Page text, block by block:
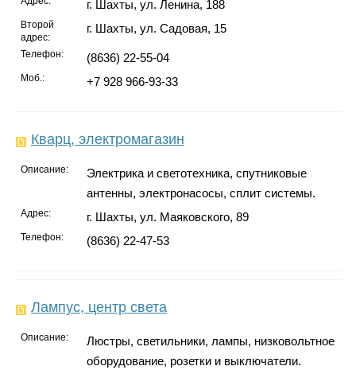
г. Шахты, ул. Ленина, 188
Второй
адрес:
г. Шахты, ул. Садовая, 15
Телефон: (8636) 22-55-04
Моб.: +7 928 966-93-33
Кварц, электромагазин
Описание:
Электрика и светотехника, спутниковые
антенны, электронасосы, сплит системы.
Адрес: г. Шахты, ул. Маяковского, 89
Телефон: (8636) 22-47-53
Лампус, центр света
Описание:
Люстры, светильники, лампы, низковольтное
оборудование, розетки и выключатели.